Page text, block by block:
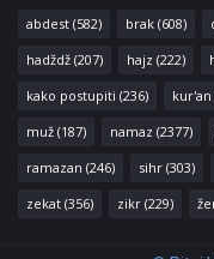
abdest (582) brak (608)
hadždž (207) hajz (222)
kako postupiti (236) kur'an
muž (187) namaz (2377)
ramazan (246) sihr (303)
zekat (356) zikr (229)